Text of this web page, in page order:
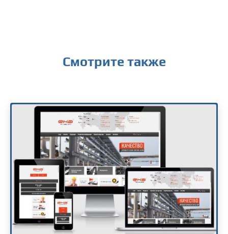
Смотрите также